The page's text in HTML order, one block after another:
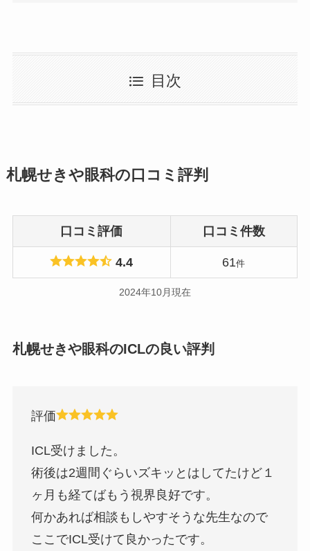
目次
札幌せきや眼科の口コミ評判
口コミ評価 口コミ件数
4.4 61件
2024年10月現在
札幌せきや眼科のICLの良い評判
評価
ICL受けました。
術後は2週間ぐらいズキッとはしてたけど１
ヶ月も経てばもう視界良好です。
何かあれば相談もしやすそうな先生なので
ここでICL受けて良かったです。